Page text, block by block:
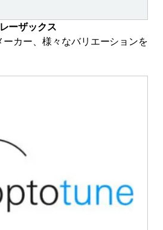
レーザックス
ーカー、様々なバリエーションを